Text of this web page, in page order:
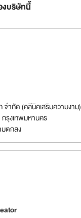
งบริษัทนี้
จำกัด (คลีนิคเสริมความงาม)
กรุงเทพมหานคร
ตกลง